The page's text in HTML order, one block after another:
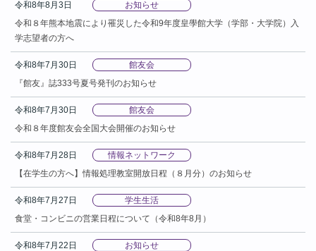
令和8年8月3日
お知らせ
令和８年熊本地震により罹災した令和9年度皇學館大学（学部・大学院）入
学志望者の方へ
令和8年7月30日
館友会
『館友』誌333号夏号発刊のお知らせ
令和8年7月30日
館友会
令和８年度館友会全国大会開催のお知らせ
令和8年7月28日
情報ネットワーク
【在学生の方へ】情報処理教室開放日程（８月分）のお知らせ
令和8年7月27日
学生生活
食堂・コンビニの営業日程について（令和8年8月）
令和8年7月22日
お知らせ